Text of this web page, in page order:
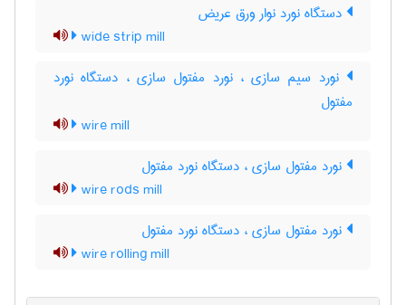
دستگاه نورد نوار ورق عریض
wide strip mill
نورد سیم سازی ، نورد مفتول سازی ، دستگاه نورد
مفتول
wire mill
نورد مفتول سازی ، دستگاه نورد مفتول
wire rods mill
نورد مفتول سازی ، دستگاه نورد مفتول
wire rolling mill